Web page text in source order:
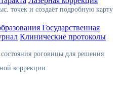
Государственная
Клинические протоколы
точек и создаёт подробную карту
роговицы для решения
коррекции.